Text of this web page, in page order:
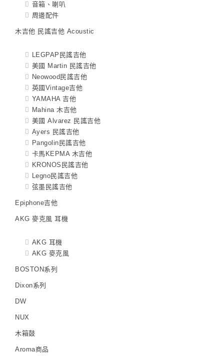
音箱、喇叭
周邊配件
木吉他 民謠吉他 Acoustic
LEGPAP民謠吉他
美國 Martin 民謠吉他
Neowood民謠吉他
英國Vintage吉他
YAMAHA 吉他
Mahina 木吉他
美國 Alvarez 民謠吉他
Ayers 民謠吉他
Pangolin民謠吉他
卡馬KEPMA 木吉他
KRONOS民謠吉他
Legno民謠吉他
弦墨民謠吉他
Epiphone吉他
AKG 麥克風 耳機
AKG 耳機
AKG 麥克風
BOSTON系列
Dixon系列
DW
NUX
木箱鼓
Aroma商品